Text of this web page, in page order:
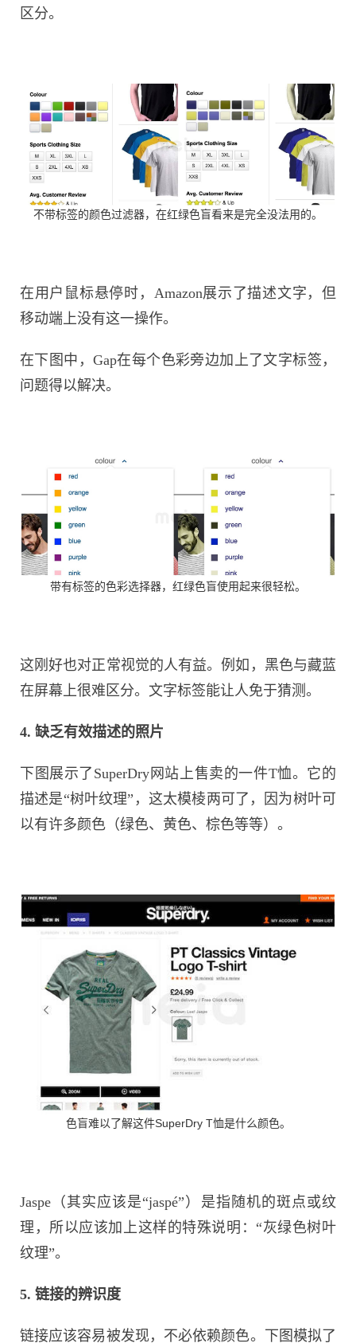
区分。
不带标签的颜色过滤器，在红绿色盲看来是完全没法用的。
在用户鼠标悬停时，Amazon展示了描述文字，但
移动端上没有这一操作。
在下图中，Gap在每个色彩旁边加上了文字标签，
问题得以解决。
带有标签的色彩选择器，红绿色盲使用起来很轻松。
这刚好也对正常视觉的人有益。例如，黑色与藏蓝
在屏幕上很难区分。文字标签能让人免于猜测。
4. 缺乏有效描述的照片
下图展示了SuperDry网站上售卖的一件T恤。它的
描述是“树叶纹理”，这太模棱两可了，因为树叶可
以有许多颜色（绿色、黄色、棕色等等）。
色盲难以了解这件SuperDry T恤是什么颜色。
Jaspe（其实应该是“jaspé”）是指随机的斑点或纹
理，所以应该加上这样的特殊说明：“灰绿色树叶
纹理”。
5. 链接的辨识度
链接应该容易被发现，不必依赖颜色。下图模拟了